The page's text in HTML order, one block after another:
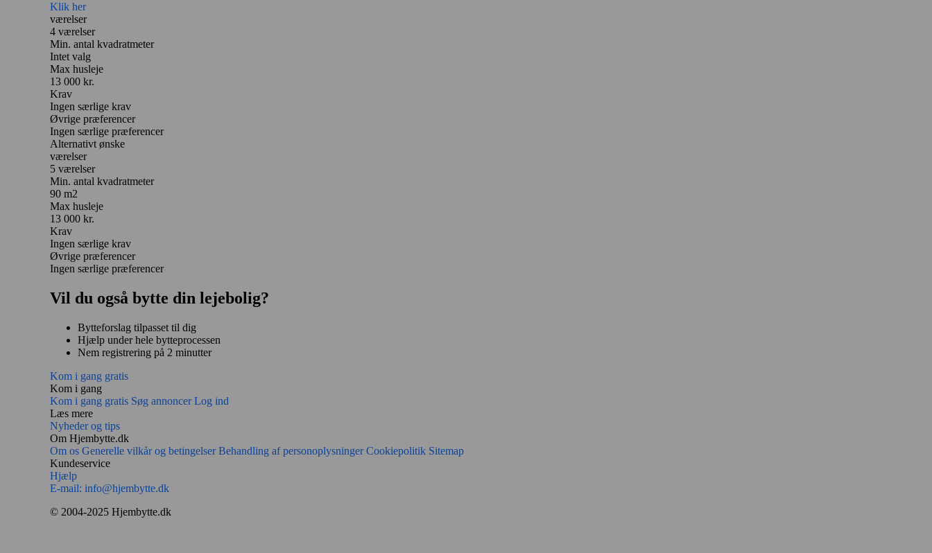
Klik her
værelser
4 værelser
Min. antal kvadratmeter
Intet valg
Max husleje
13 000 kr.
Krav
Ingen særlige krav
Øvrige præferencer
Ingen særlige præferencer
Alternativt ønske
værelser
5 værelser
Min. antal kvadratmeter
90 m2
Max husleje
13 000 kr.
Krav
Ingen særlige krav
Øvrige præferencer
Ingen særlige præferencer
Vil du også bytte din lejebolig?
Bytteforslag tilpasset til dig
Hjælp under hele bytteprocessen
Nem registrering på 2 minutter
Kom i gang gratis
Kom i gang
Kom i gang gratis Søg annoncerLog ind
Læs mere
Nyheder og tips
Om Hjembytte.dk
Om os Generelle vilkår og betingelserBehandling af personoplysningerCookiepolitik Sitemap
Kundeservice
Hjælp
E-mail: info@hjembytte.dk
© 2004-2025 Hjembytte.dk